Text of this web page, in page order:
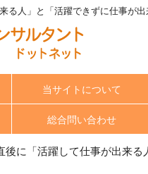
る人」と「活躍できずに仕事が
当サイトについて
総合問い合わせ
後に「活躍して仕事が出来る